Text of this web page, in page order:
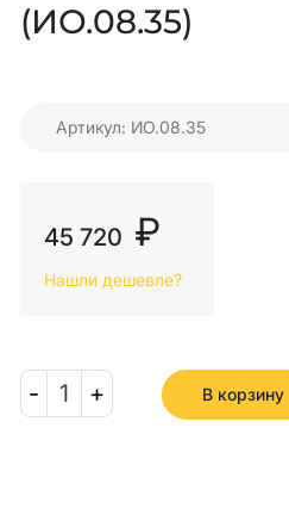
(ИО.08.35)
Артикул: ИО.08.35
45 720 ₽
Нашли дешевле?
- 1 + В корзину